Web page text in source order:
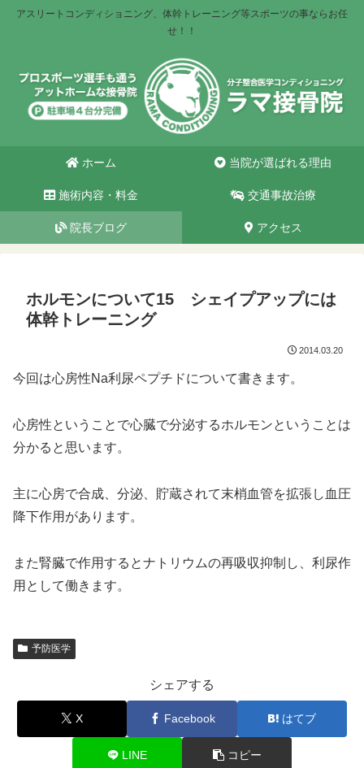
アスリートコンディショニング、体幹トレーニング等スポーツの事ならお任
せ！！
ホーム 当院が選ばれる理由
施術内容・料金 交通事故治療
院長ブログ アクセス
ホルモンについて15 シェイプアップには
体幹トレーニング
2014.03.20
今回は心房性Na利尿ペプチドについて書きます。
心房性ということで心臓で分泌するホルモンということは
分かると思います。
主に心房で合成、分泌、貯蔵されて末梢血管を拡張し血圧
降下作用があります。
また腎臓で作用するとナトリウムの再吸収抑制し、利尿作
用として働きます。
予防医学
シェアする
X Facebook はてブ
LINE コピー